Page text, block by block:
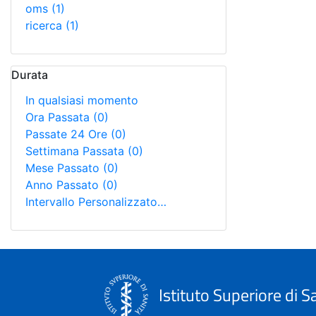
oms (1)
ricerca (1)
Durata
In qualsiasi momento
Ora Passata (0)
Passate 24 Ore (0)
Settimana Passata (0)
Mese Passato (0)
Anno Passato (0)
Intervallo Personalizzato…
Istituto Superiore di